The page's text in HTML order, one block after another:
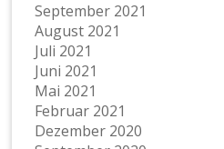
September 2021
August 2021
Juli 2021
Juni 2021
Mai 2021
Februar 2021
Dezember 2020